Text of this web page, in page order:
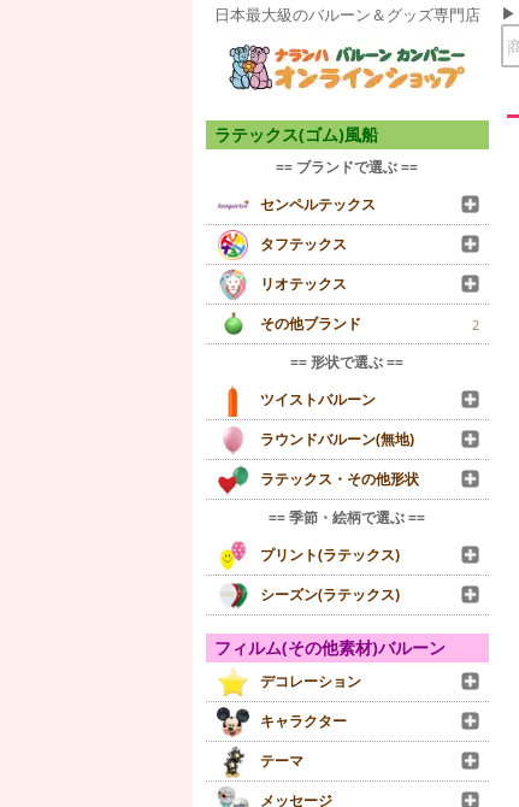
日本最大級のバルーン＆グッズ専門店
ラテックス(ゴム)風船
== ブランドで選ぶ ==
センペルテックス
タフテックス
リオテックス
その他ブランド
2
== 形状で選ぶ ==
ツイストバルーン
ラウンドバルーン(無地)
ラテックス・その他形状
== 季節・絵柄で選ぶ ==
プリント(ラテックス)
シーズン(ラテックス)
フィルム(その他素材)バルーン
デコレーション
キャラクター
テーマ
メッセージ